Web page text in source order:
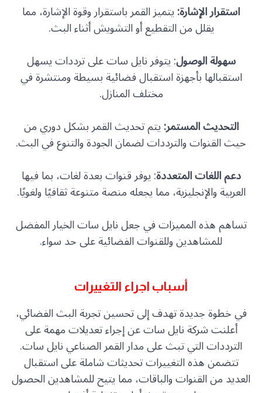
استقرار الإشارة:يتميز القمر باستقرار وقوة الإشارة، مما
يقلل من التقطيع أو التشويش أثناء البث.
سهولة الوصول: يتوفر نايل سات على ترددات يسهل
استقبالها بأجهزة استقبال فضائية بسيطة ومنتشرة في
مختلف المنازل.
التحديث المستمر:يتم تحديث القمر بشكل دوري من
حيث القنوات والترددات لضمان الجودة والتنوع في البث.
دعم اللغات المتعددة: يوفر قنوات بعدة لغات، بما فيها
العربية والإنجليزية، مما يجعله منصة متنوعة ثقافيًا ولغويًا.
تساهم هذه المميزات في جعل نايل سات الخيار المفضل
للمشاهدين وللقنوات الفضائية على حد سواء.
أسباب اجراء التغييرات
في خطوة جديدة تهدف إلى تحسين تجربة البث الفضائي،
أعلنت شركة نايل سات عن إجراء تعديلات مهمة على
الترددات التي تبث على مدار القمر الصناعي نايل سات.
تتضمن هذه التغييرات تحديثات شاملة على استقبال
العديد من القنوات والباقات، مما يتيح للمشاهدين الحصول